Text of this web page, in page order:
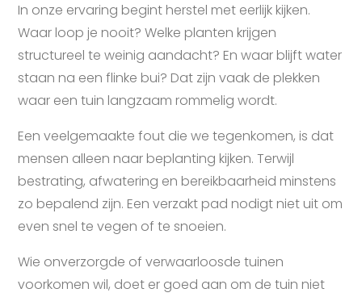
In onze ervaring begint herstel met eerlijk kijken.
Waar loop je nooit? Welke planten krijgen
structureel te weinig aandacht? En waar blijft water
staan na een flinke bui? Dat zijn vaak de plekken
waar een tuin langzaam rommelig wordt.
Een veelgemaakte fout die we tegenkomen, is dat
mensen alleen naar beplanting kijken. Terwijl
bestrating, afwatering en bereikbaarheid minstens
zo bepalend zijn. Een verzakt pad nodigt niet uit om
even snel te vegen of te snoeien.
Wie onverzorgde of verwaarloosde tuinen
voorkomen wil, doet er goed aan om de tuin niet